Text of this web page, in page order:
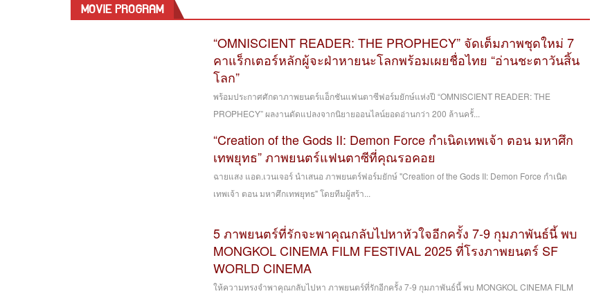
MOVIE PROGRAM
“OMNISCIENT READER: THE PROPHECY” จัดเต็มภาพชุดใหม่ 7
คาแร็กเตอร์หลักผู้จะฝ่าหายนะโลกพร้อมเผยชื่อไทย “อ่านชะตาวันสิ้น
โลก”
พร้อมประกาศศักดาภาพยนตร์แอ็กชันแฟนตาซีฟอร์มยักษ์แห่งปี “OMNISCIENT READER: THE
PROPHECY” ผลงานดัดแปลงจากนิยายออนไลน์ยอดอ่านกว่า 200 ล้านครั้...
“Creation of the Gods II: Demon Force กำเนิดเทพเจ้า ตอน มหาศึก
เทพยุทธ” ภาพยนตร์แฟนตาซีที่คุณรอคอย
ฉายแสง แอด.เวนเจอร์ นำเสนอ ภาพยนตร์ฟอร์มยักษ์ "Creation of the Gods II: Demon Force กำเนิด
เทพเจ้า ตอน มหาศึกเทพยุทธ" โดยทีมผู้สร้า...
5 ภาพยนตร์ที่รักจะพาคุณกลับไปหาหัวใจอีกครั้ง 7-9 กุมภาพันธ์นี้ พบ
MONGKOL CINEMA FILM FESTIVAL 2025 ที่โรงภาพยนตร์ SF
WORLD CINEMA
ให้ความทรงจำพาคุณกลับไปหา ภาพยนตร์ที่รักอีกครั้ง 7-9 กุมภาพันธ์นี้ พบ MONGKOL CINEMA FILM